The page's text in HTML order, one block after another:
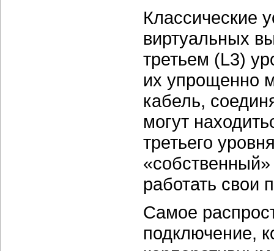
Классические
виртуальных
третьем (L3)
их упрощенно
кабель,
могут
третьего
«собственный»
работать свои
Самое
подключение,